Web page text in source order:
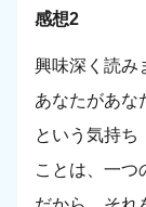
感想2
興味深く読み
あなたがあな
という気持ち
ことは、一つ